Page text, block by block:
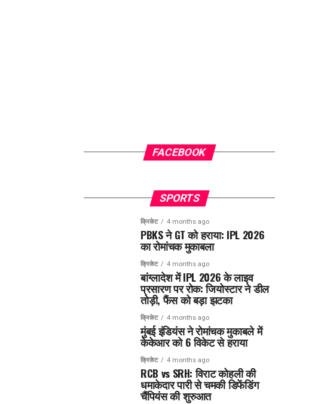
FACEBOOK
SPORTS
क्रिकेट 4 months ago
PBKS ने GT को हराया: IPL 2026
का रोमांचक मुकाबला
क्रिकेट 4 months ago
बांग्लादेश में IPL 2026 के लाइव
प्रसारण पर रोक: जियोस्टार ने डील
तोड़ी, फैंस को बड़ा झटका
क्रिकेट 4 months ago
मुंबई इंडियंस ने रोमांचक मुकाबले में
केकेआर को 6 विकेट से हराया
क्रिकेट 4 months ago
RCB vs SRH: विराट कोहली की
धमाकेदार पारी से चमकी डिफेंडिंग
चैंपियंस की शुरुआत